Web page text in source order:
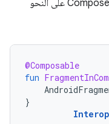
في Compose على النحو
@Composable
fun
}